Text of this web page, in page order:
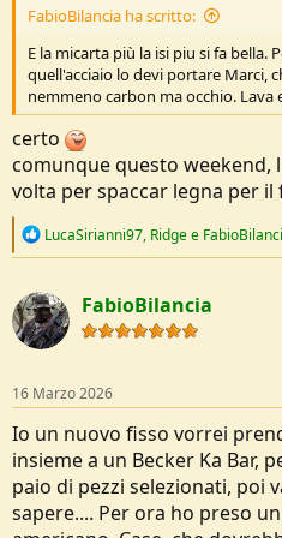
La cucitura sul retro del fodero era
strappi nel cuoio lungo la cucitura.
Vedi l'allegato 275881
Invece di procedere con il reso
Clienti Casström, che si è
riconosciuto immediatamente il
spedito uno nuovo, perfetto, in
Vedi l'allegato 275882
Per quanto riguarda i difetti del
durante la prima sessione di
A campo si comporta
filo è ottima, lavora per giorni
riaffilare, nel batoning dà
anche un'estrema sensazione di
difficile pensare a un modo per
leggermente improprio.
Lo scandi a 0 morde il legno
affilatura, nei lavori prolungati di
affondare un po' di più, si fa
abbastanza imprevedibile, può
senza il minimo danno e poi,
FabioBilancia ha scritto:
E la micarta più la isi piu si fa bella.
quell'acciaio lo devi portare Marci,
nemmeno carbon ma occhio. Lava
certo
comunque questo weekend,
volta per spaccar legna per il
R
c
t
i
o
s
:
LucaSirianni97, Ridgee
FabioBilancia
16 Marzo 2026
Io un nuovo fisso vorrei
insieme a un Becker Ka Bar,
paio di pezzi selezionati, poi
sapere.... Per ora ho preso